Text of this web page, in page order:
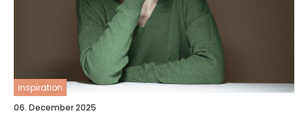
inspiration
06. December 2025